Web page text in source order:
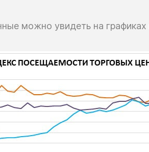
можно увидеть на графиках